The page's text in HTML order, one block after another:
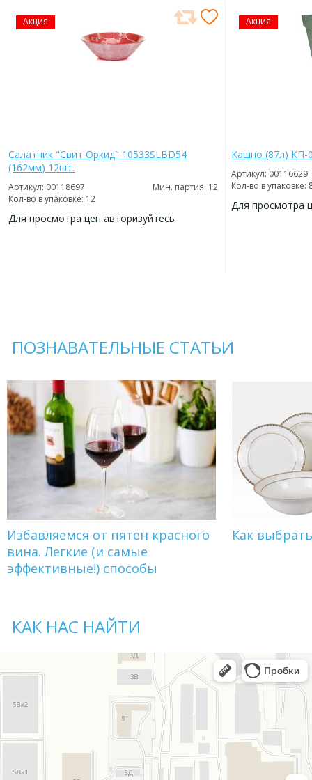
Акция
Салатник "Свит Оркид" 10533SLBD54
(162мм) 12шт.
Артикул: 00118697
Мин. партия: 12
Кол-во в упаковке: 12
Для просмотра цен авторизуйтесь
Акция
Кашпо (87л) КП-
Артикул: 00116629
Кол-во в упаковке:
Для просмотра
ПОЗНАВАТЕЛЬНЫЕ СТАТЬИ
Избавляемся от пятен красного
вина. Легкие (и самые
эффективные!) способы
Как
КАК НАС НАЙТИ